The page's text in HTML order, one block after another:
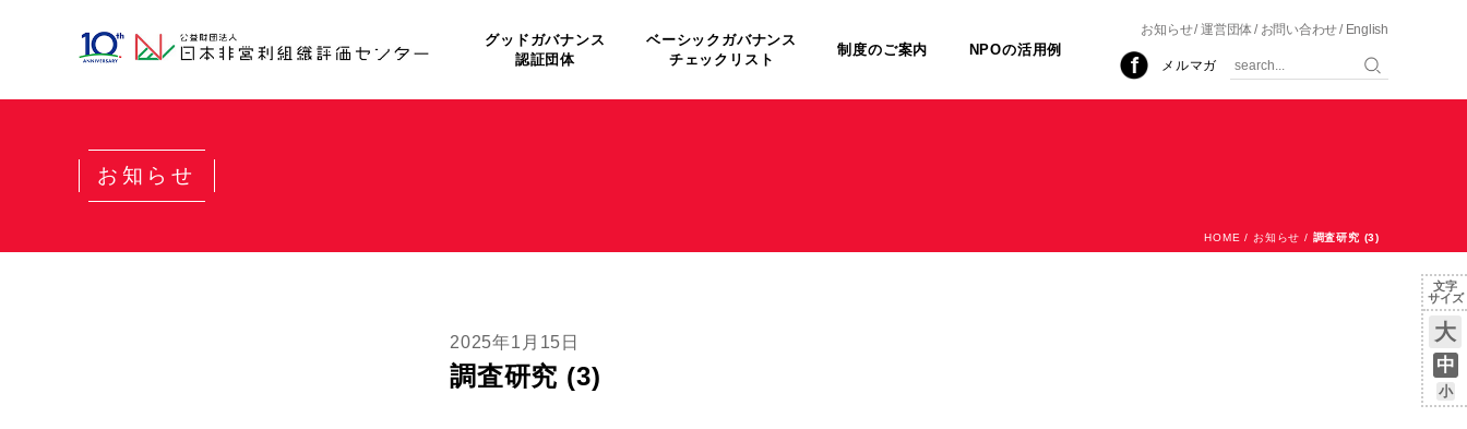
グッドガバナンス
認証団体
ベーシックガバナンス
チェックリスト
制度のご案内 NPOの活用例
お知らせ 運営団体 お問い合わせ English
メルマガ
文字
サイズ
大
中
小
お知らせ
HOME / お知らせ / 調査研究 (3)
2025年1月15日
調査研究 (3)